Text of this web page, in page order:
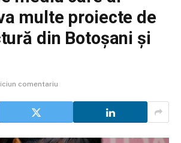
multe proiecte de
din Botoșani și
comentariu